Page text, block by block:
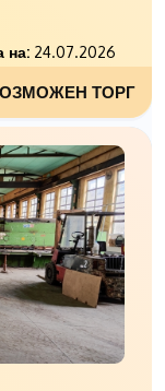
на: 24.07.2026
ТОРГ